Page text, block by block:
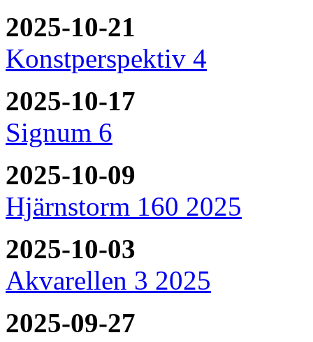
2025-10-21
Konstperspektiv 4
2025-10-17
Signum 6
2025-10-09
Hjärnstorm 160 2025
2025-10-03
Akvarellen 3 2025
2025-09-27